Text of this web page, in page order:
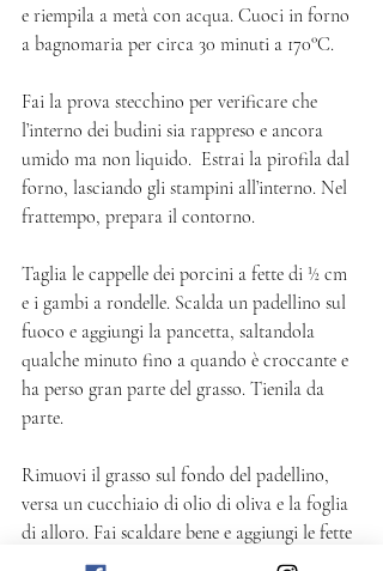
e riempila a metà con acqua. Cuoci in forno
a bagnomaria per circa 30 minuti a 170°C.
Fai la prova stecchino per verificare che
l’interno dei budini sia rappreso e ancora
umido ma non liquido.  Estrai la pirofila dal
forno, lasciando gli stampini all’interno. Nel
frattempo, prepara il contorno.
Taglia le cappelle dei porcini a fette di ½ cm
e i gambi a rondelle. Scalda un padellino sul
fuoco e aggiungi la pancetta, saltandola
qualche minuto fino a quando è croccante e
ha perso gran parte del grasso. Tienila da
parte.
Rimuovi il grasso sul fondo del padellino,
versa un cucchiaio di olio di oliva e la foglia
di alloro. Fai scaldare bene e aggiungi le fette
di funghi, senza sovrapporle. Cuocile 1